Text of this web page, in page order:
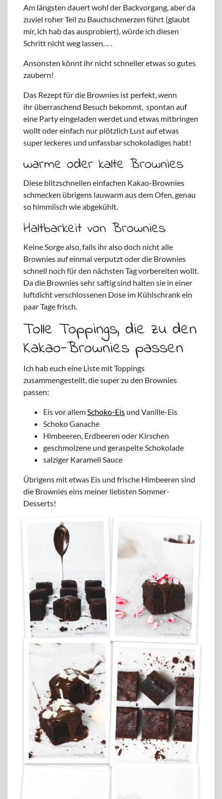
Am längsten dauert wohl der Backvorgang, aber da
zuviel roher Teil zu Bauchschmerzen führt (glaubt
mir, ich hab das ausprobiert), würde ich diesen
Schritt nicht weg lassen… .
Ansonsten könnt ihr nicht schneller etwas so gutes
zaubern!
Das Rezept für die Brownies ist perfekt, wenn
ihr überraschend Besuch bekommt, spontan auf
eine Party eingeladen werdet und etwas mitbringen
wollt oder einfach nur plötzlich Lust auf etwas
super leckeres und unfassbar schokoladiges habt!
warme oder kalte Brownies
Diese blitzschnellen einfachen Kakao-Brownies
schmecken übrigens lauwarm aus dem Ofen, genau
so himmlisch wie abgekühlt.
Haltbarkeit von Brownies
Keine Sorge also, falls ihr also doch nicht alle
Brownies auf einmal verputzt oder die Brownies
schnell noch für den nächsten Tag vorbereiten wollt.
Da die Brownies sehr saftig sind halten sie in einer
luftdicht verschlossenen Dose im Kühlschrank ein
paar Tage frisch.
Tolle Toppings, die zu den
Kakao-Brownies passen
Ich hab euch eine Liste mit Toppings
zusammengestellt, die super zu den Brownies
passen:
Eis vor allem Schoko-Eis und Vanille-Eis
Schoko Ganache
Himbeeren, Erdbeeren oder Kirschen
geschmolzene und geraspelte Schokolade
salziger Karamell Sauce
Übrigens mit etwas Eis und frische Himbeeren sind
die Brownies eins meiner liebsten Sommer-
Desserts!